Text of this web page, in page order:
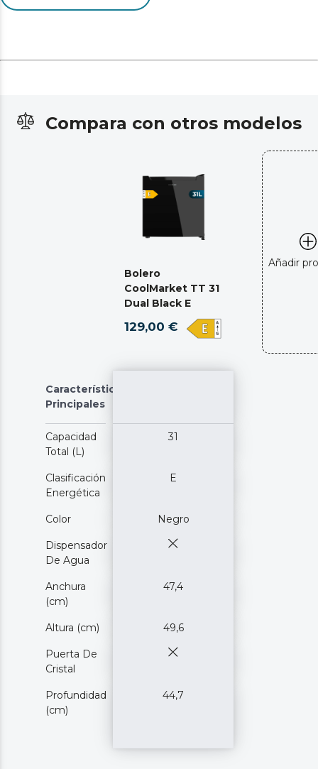
Compara con otros modelos
Bolero
CoolMarket TT 31
Dual Black E
129,00 €
Añadir
Características
Principales
Capacidad
Total (L)
31
Clasificación
Energética
E
Color Negro
Dispensador
De Agua
Anchura
(cm)
47,4
Altura (cm) 49,6
Puerta De
Cristal
Profundidad
(cm)
44,7